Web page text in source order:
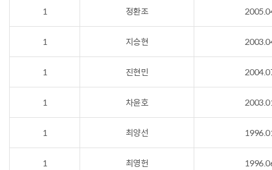
1 정환조
1 지승현
1 진현민
1 차윤호
1 최양선
1 최영헌